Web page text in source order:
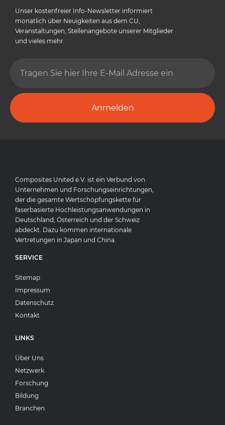
Unser kostenfreier Info-Newsletter informiert
monatlich über Neuigkeiten aus dem CU,
Veranstaltungen, Stellenangebote unserer Mitglieder
und vieles mehr.
Anmelden
Composites United e.V. ist ein Verbund von
Unternehmen und Forschungseinrichtungen,
der die gesamte Wertschöpfungskette für
faserbasierte Hochleistungsanwendungen in
Deutschland, Österreich und der Schweiz
abdeckt. Dazu kommen internationale
Vertretungen in Japan und China.
SERVICE
Sitemap
Impressum
Datenschutz
Kontakt
LINKS
Über Uns
Netzwerk
Forschung
Bildung
Branchen